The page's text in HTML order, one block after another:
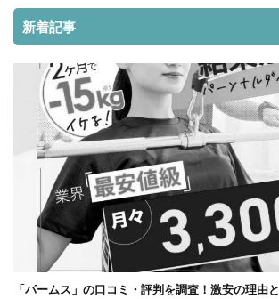
新着記事
「パームス」の口コミ・評判を調査！激安の理由